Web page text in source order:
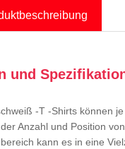
und
-T -Shirts können
Anzahl und Position
kann es in eine